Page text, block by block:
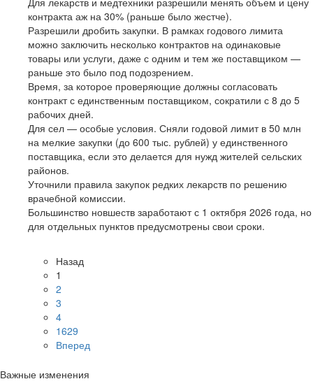
контракта аж на 30% (раньше было жестче).
Разрешили дробить закупки. В рамках годового лимита
можно заключить несколько контрактов на одинаковые
товары или услуги, даже с одним и тем же поставщиком —
раньше это было под подозрением.
Время, за которое проверяющие должны согласовать
контракт с единственным поставщиком, сократили с 8 до 5
рабочих дней.
Для сел — особые условия. Сняли годовой лимит в 50 млн
на мелкие закупки (до 600 тыс. рублей) у единственного
поставщика, если это делается для нужд жителей сельских
районов.
Уточнили правила закупок редких лекарств по решению
врачебной комиссии.
Большинство новшеств заработают с 1 октября 2026 года, но
для отдельных пунктов предусмотрены свои сроки.
Назад
1
2
3
4
1629
Вперед
Важные изменения